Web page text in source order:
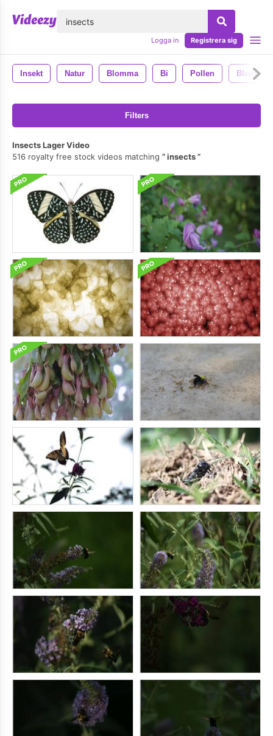
Logga in Registrera sig
Insekt Natur Blomma Bi Pollen Blommor
Filters
Insects Lager Video
516 royalty free stock videos matching
insects